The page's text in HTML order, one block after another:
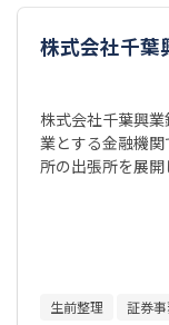
株式会社千葉
株式会社千葉興
業とする金融機
所の出張所を展開
生前整理 証券